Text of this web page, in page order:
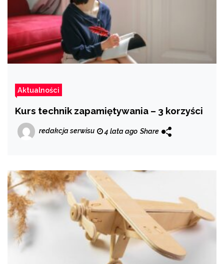
Aktualności
Kurs technik zapamiętywania – 3 korzyści
redakcja serwisu 4 lata ago Share